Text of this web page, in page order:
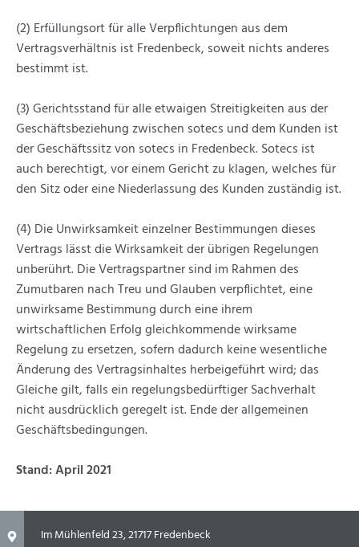
(2) Erfüllungsort für alle Verpflichtungen aus dem
Vertragsverhältnis ist Fredenbeck, soweit nichts anderes
bestimmt ist.
(3) Gerichtsstand für alle etwaigen Streitigkeiten aus der
Geschäftsbeziehung zwischen sotecs und dem Kunden ist
der Geschäftssitz von sotecs in Fredenbeck. Sotecs ist
auch berechtigt, vor einem Gericht zu klagen, welches für
den Sitz oder eine Niederlassung des Kunden zuständig ist.
(4) Die Unwirksamkeit einzelner Bestimmungen dieses
Vertrags lässt die Wirksamkeit der übrigen Regelungen
unberührt. Die Vertragspartner sind im Rahmen des
Zumutbaren nach Treu und Glauben verpflichtet, eine
unwirksame Bestimmung durch eine ihrem
wirtschaftlichen Erfolg gleichkommende wirksame
Regelung zu ersetzen, sofern dadurch keine wesentliche
Änderung des Vertragsinhaltes herbeigeführt wird; das
Gleiche gilt, falls ein regelungsbedürftiger Sachverhalt
nicht ausdrücklich geregelt ist. Ende der allgemeinen
Geschäftsbedingungen.
Stand: April 2021
Im Mühlenfeld 23,21717 Fredenbeck